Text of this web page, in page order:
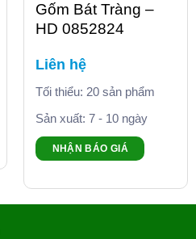
Gốm Bát Tràng –
HD 0852824
Liên hệ
Tối thiểu: 20 sản phẩm
Sản xuất: 7 - 10 ngày
NHẬN BÁO GIÁ